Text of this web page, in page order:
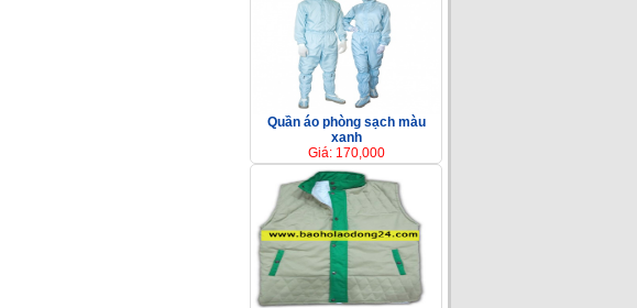
Quần áo phòng sạch màu
xanh
Giá: 170,000